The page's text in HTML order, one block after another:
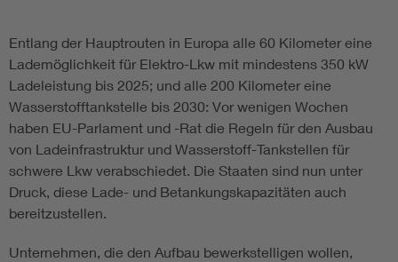
Entlang der Hauptrouten in Europa alle 60 Kilometer eine
Lademöglichkeit für Elektro-Lkw mit mindestens 350 kW
Ladeleistung bis 2025; und alle 200 Kilometer eine
Wasserstofftankstelle bis 2030: Vor wenigen Wochen
haben EU-Parlament und -Rat die Regeln für den Ausbau
von Ladeinfrastruktur und Wasserstoff-Tankstellen für
schwere Lkw verabschiedet. Die Staaten sind nun unter
Druck, diese Lade- und Betankungskapazitäten auch
bereitzustellen.
Unternehmen, die den Aufbau bewerkstelligen wollen,